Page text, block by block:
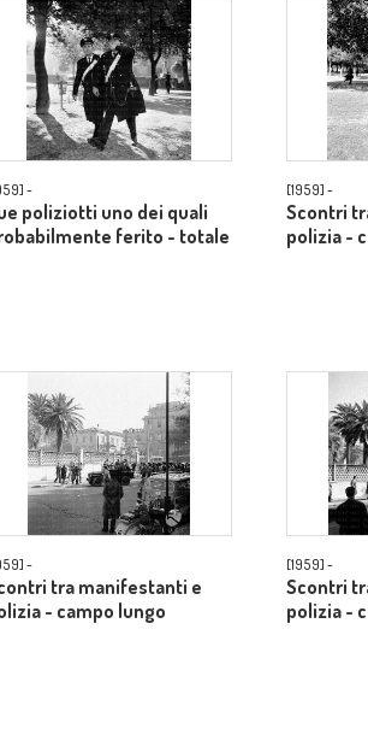
-
poliziotti uno dei quali
ferito - totale
[1959] -
Scontri
polizia -
-
tra manifestanti e
- campo lungo
[1959] -
Scontri
polizia -